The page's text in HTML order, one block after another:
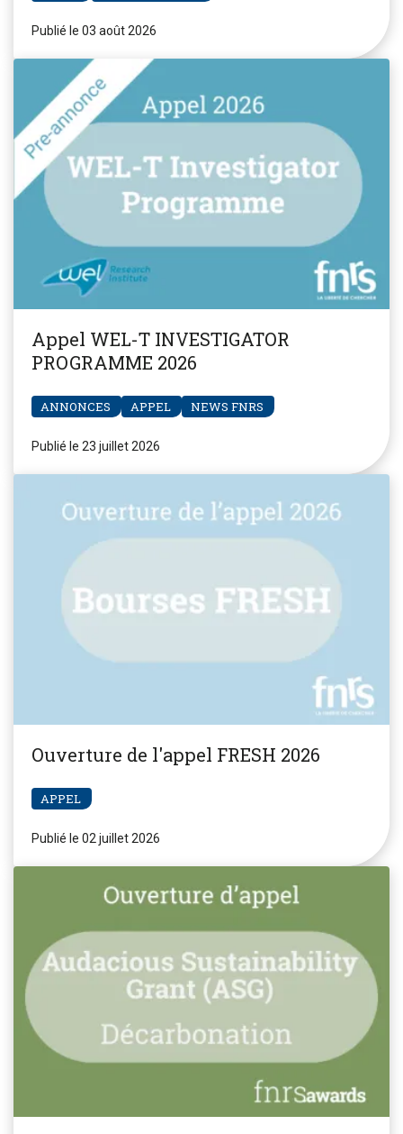
Publié le 03 août 2026
Appel WEL-T INVESTIGATOR
PROGRAMME 2026
ANNONCES APPEL NEWS FNRS
Publié le 23 juillet 2026
Ouverture de l'appel FRESH 2026
APPEL
Publié le 02 juillet 2026